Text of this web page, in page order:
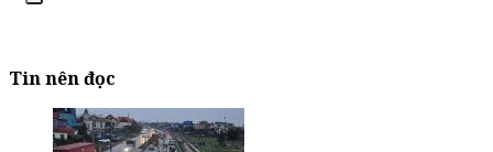
Tin nên đọc